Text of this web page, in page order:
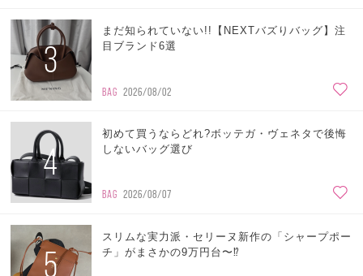
3
まだ知られていない!!【NEXTバズりバッグ】注
目ブランド6選
BAG 2026/08/02
4
初めて買うならどれ?ボッテガ・ヴェネタで後悔
しないバッグ選び
BAG 2026/08/07
5
スリムな実力派・セリーヌ新作の「シャープポー
チ」がまさかの9万円台〜⁉